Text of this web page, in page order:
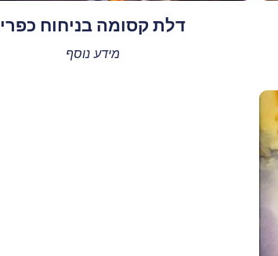
דלת קסומה בניחוח כפרי
מידע נוסף